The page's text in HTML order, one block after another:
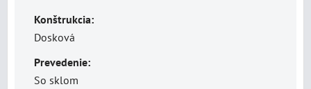
Konštrukcia:
Dosková
Prevedenie:
So sklom